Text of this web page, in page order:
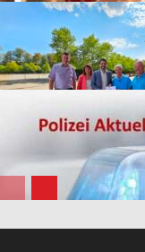
FB Kultur